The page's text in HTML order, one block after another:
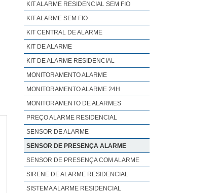
KIT ALARME RESIDENCIAL SEM FIO
KIT ALARME SEM FIO
KIT CENTRAL DE ALARME
KIT DE ALARME
KIT DE ALARME RESIDENCIAL
MONITORAMENTO ALARME
MONITORAMENTO ALARME 24H
MONITORAMENTO DE ALARMES
PREÇO ALARME RESIDENCIAL
SENSOR DE ALARME
SENSOR DE PRESENÇA ALARME
SENSOR DE PRESENÇA COM ALARME
SIRENE DE ALARME RESIDENCIAL
SISTEMA ALARME RESIDENCIAL